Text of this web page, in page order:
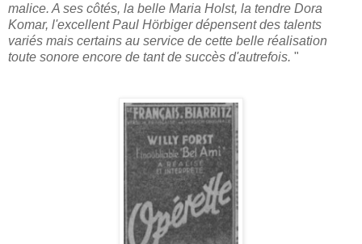
malice. A ses côtés, la belle Maria Holst, la tendre Dora
Komar, l'excellent Paul Hörbiger dépensent des talents
variés mais certains au service de cette belle réalisation
toute sonore encore de tant de succès d'autrefois. "